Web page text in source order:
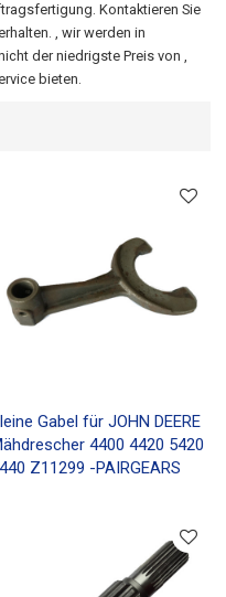
Kontaktieren Sie
, wir werden in
der niedrigste Preis von,
bieten.
Gabel für JOHN DEERE
4400 4420 5420
Z11299 -PAIRGEARS